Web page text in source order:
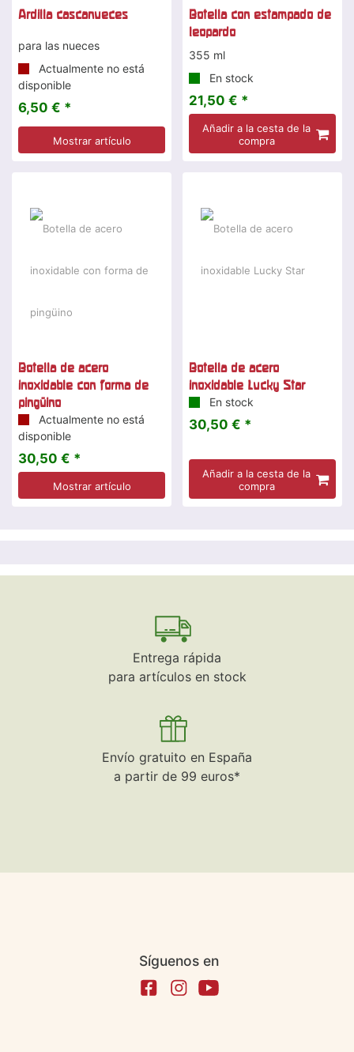
Ardilla cascanueces
para las nueces
Actualmente no está
disponible
6,50 € *
Mostrar artículo
Botella con estampado de
leopardo
355 ml
En stock
21,50 € *
Añadir a la cesta de la
compra
Botella de acero
inoxidable con forma de
pingüino
Actualmente no está
disponible
30,50 € *
Mostrar artículo
Botella de acero
inoxidable Lucky Star
En stock
30,50 € *
Añadir a la cesta de la
compra
Entrega rápida
para artículos en stock
Envío gratuito en España
a partir de 99 euros*
Síguenos en